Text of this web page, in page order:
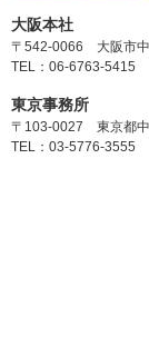
大阪本社
〒542-0066 大阪市
TEL：06-6763-
東京事務所
〒103-0027 東京都中
TEL：03-5776-3555